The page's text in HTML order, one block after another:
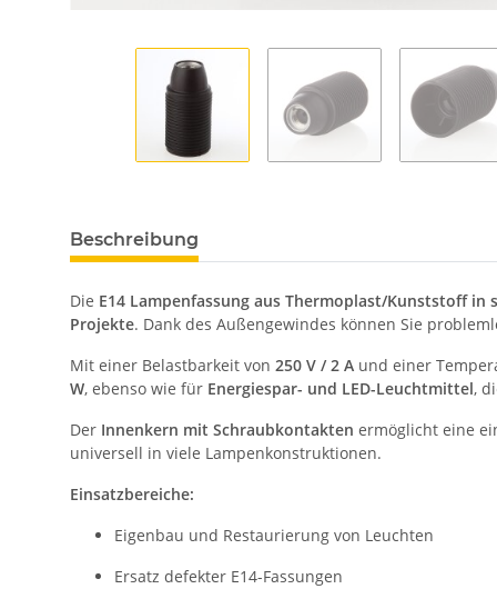
Beschreibung
Die E14 Lampenfassung aus Thermoplast/Kunststoff in
Projekte. Dank des Außengewindes können Sie
Mit einer Belastbarkeit von 250 V / 2 A und einer
W, ebenso wie für Energiespar- und LED-Leuchtmittel,
Der Innenkern mit Schraubkontakten ermöglicht eine
universell in viele Lampenkonstruktionen.
Einsatzbereiche:
Eigenbau und Restaurierung von Leuchten
Ersatz defekter E14-Fassungen